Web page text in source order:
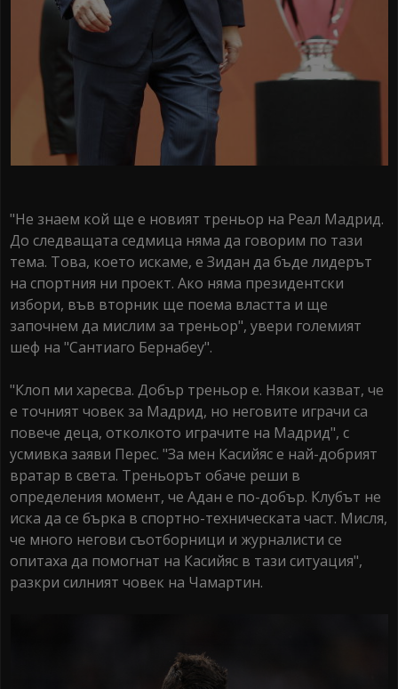
"Не знаем кой ще е новият треньор на Реал Мадрид.
До следващата седмица няма да говорим по тази
тема. Това, което искаме, е Зидан да бъде лидерът
на спортния ни проект. Ако няма президентски
избори, във вторник ще поема властта и ще
започнем да мислим за треньор", увери големият
шеф на "Сантиаго Бернабеу".
"Клоп ми харесва. Добър треньор е. Някои казват, че
е точният човек за Мадрид, но неговите играчи са
повече деца, отколкото играчите на Мадрид", с
усмивка заяви Перес. "За мен Касийяс е най-добрият
вратар в света. Треньорът обаче реши в
определения момент, че Адан е по-добър. Клубът не
иска да се бърка в спортно-техническата част. Мисля,
че много негови съотборници и журналисти се
опитаха да помогнат на Касийяс в тази ситуация",
разкри силният човек на Чамартин.